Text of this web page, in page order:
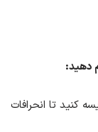
کنید تا انحرافات